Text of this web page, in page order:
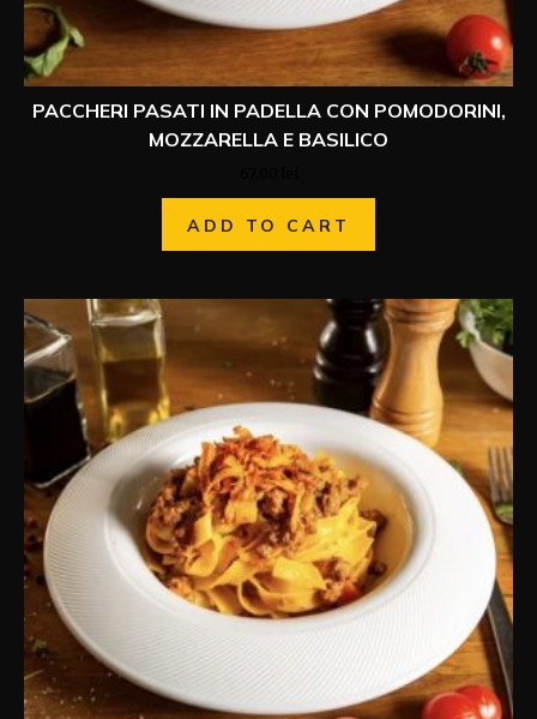
PACCHERI PASATI IN PADELLA CON POMODORINI,
MOZZARELLA E BASILICO
ADD TO CART